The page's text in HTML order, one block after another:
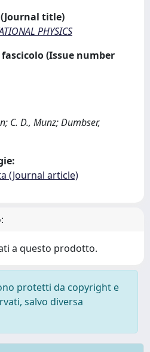
title)
PHYSICS
(Issue number
C. D., Munz; Dumbser,
(Journal article)
a questo prodotto.
protetti da copyright e
salvo diversa